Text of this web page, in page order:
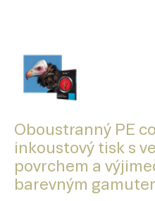
Oboustranný PE
inkoustový tisk s
povrchem a
barevným